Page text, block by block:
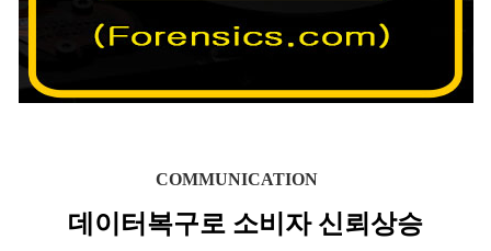
COMMUNICATION
데이터복구로 소비자 신뢰상승